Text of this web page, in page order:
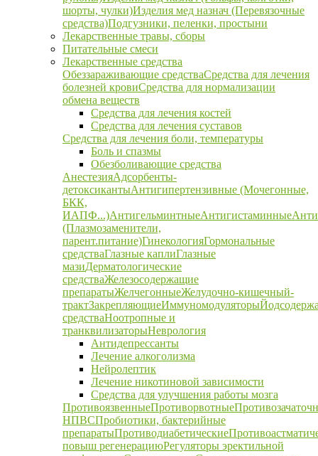
шорты, чулки)Изделия мед назнач (Перевязочные
средства)Подгузники, пеленки, простыни
Лекарственные травы, сборы
Питательные смеси
Лекарственные средства
Обеззараживающие средстваСредства для лечения
болезней кровиСредства для нормализации
обмена веществ
Средства для лечения костей
Средства для лечения суставов
Средства для лечения боли, температуры
Боль и спазмы
Обезболивающие средства
АнестезияАдсорбенты-
детоксикантыАнтигипертензивные (Мочегонные,
БКК,
ИАПФ...)АнтигельминтныеАнтигистаминные
(Плазмозаменители,
парент.питание)ГинекологияГормональные
средстваГлазные каплиГлазные
мазиДерматологические
средстваЖелезосодержащие
препаратыЖелчегонныеЖелудочно-кишечный-
трактЗакрепляющиеИммуномодуляторы
средстваНоотропные и
транквилизаторыНеврология
Антидепрессанты
Лечение алкоголизма
Нейролептик
Лечение никотиновой зависимости
Средства для улучшения работы мозга
ПротивоязвенныеПротиворвотные
НПВСПробиотики, бактерийные
препаратыПротиводиабетические
повыш регенерациюРегуляторы эректильной